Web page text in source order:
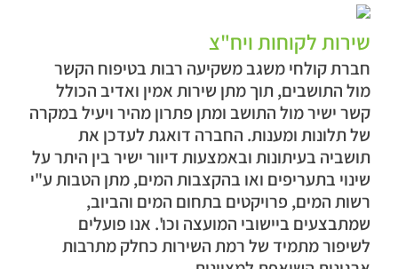
שירות לקוחות ויח"צ
חברת קולחי משגב משקיעה רבות בטיפוח הקשר
מול התושבים, תוך מתן שירות אמין ואדיב הכולל
קשר ישיר מול התושב ומתן פתרון מהיר ויעיל במקרה
של תלונות ומענות. החברה דואגת לעדכן את
תושביה בעיתונות ובאמצעות דיוור ישיר בין היתר על
שינוי בתעריפים ואו בהקצבות המים, מתן הטבות ע"י
רשות המים, פרויקטים בתחום המים והביוב,
שמתבצעים ביישובי המועצה וכו'. אנו פועלים
לשיפור מתמיד של רמת השירות כחלק מתרבות